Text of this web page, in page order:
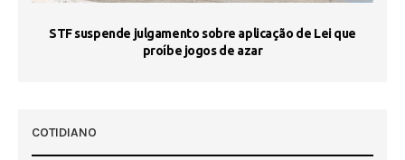
STF suspende julgamento sobre aplicação de Lei que
proíbe jogos de azar
COTIDIANO